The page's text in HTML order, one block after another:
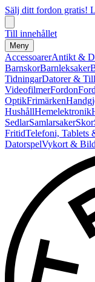
Sälj ditt fordon gratis!
Till innehållet
Meny
AccessoarerAntikt &
BarnskorBarnleksaker
TidningarDatorer &
VideofilmerFordon
OptikFrimärken
HushållHemelektronik
SedlarSamlarsakerSkor
FritidTelefoni, Tablets
DatorspelVykort &